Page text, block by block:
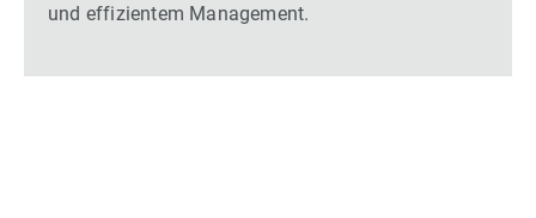
und effizientem Management.